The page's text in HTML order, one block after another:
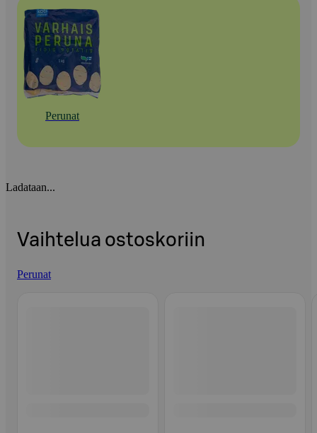
Perunat
Ladataan...
Vaihtelua ostoskoriin
Perunat